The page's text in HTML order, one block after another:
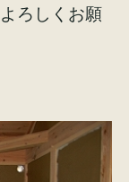
ろしくお願